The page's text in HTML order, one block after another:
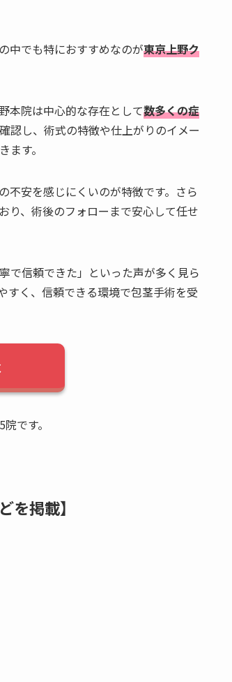
中でも特におすすめなのが東京上野ク
本院は中心的な存在として数多くの症
認し、術式の特徴や仕上がりのイメー
す。
不安を感じにくいのが特徴です。さら
り、術後のフォローまで安心して任せ
で信頼できた」といった声が多く見ら
すく、信頼できる環境で包茎手術を受
です。
掲載】